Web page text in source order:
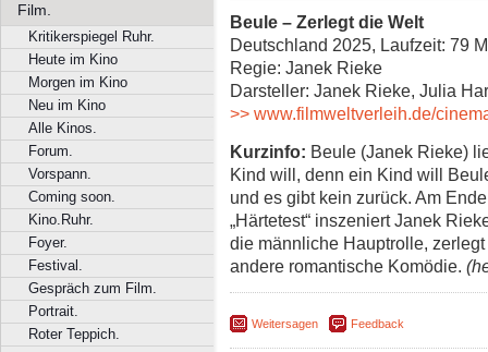
Film.
Kritikerspiegel Ruhr.
Heute im Kino
Morgen im Kino
Neu im Kino
Alle Kinos.
Forum.
Vorspann.
Coming soon.
Kino.Ruhr.
Foyer.
Festival.
Gespräch zum Film.
Portrait.
Roter Teppich.
Beule – Zerlegt die Welt
Deutschland 2025, Laufzeit: 79
Regie: Janek Rieke
Darsteller: Janek Rieke, Julia
>> www.filmweltverleih.de/
Kurzinfo: Beule (Janek Rieke)
Kind will, denn ein Kind will
und es gibt kein zurück. Am
„Härtetest“ inszeniert Janek
die männliche Hauptrolle,
andere romantische Komödie.
Weitersagen Feedback